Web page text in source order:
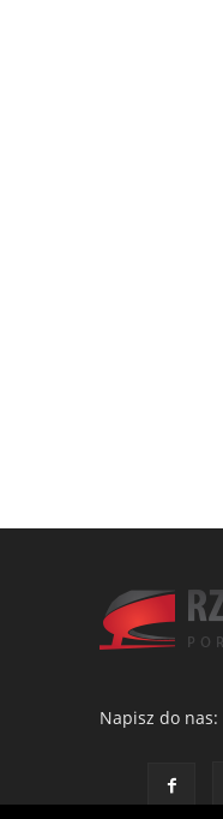
Napisz do nas: